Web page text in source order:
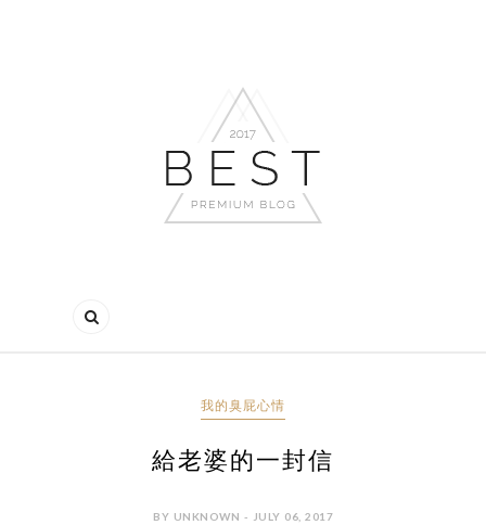
我的臭屁心情
給老婆的一封信
BY UNKNOWN - JULY 06, 2017